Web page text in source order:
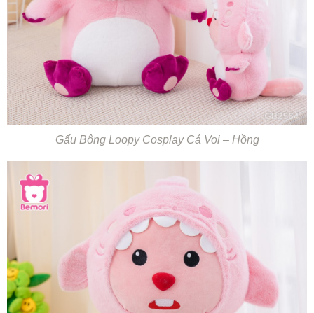
Gấu Bông Loopy Cosplay Cá Voi – Hồng